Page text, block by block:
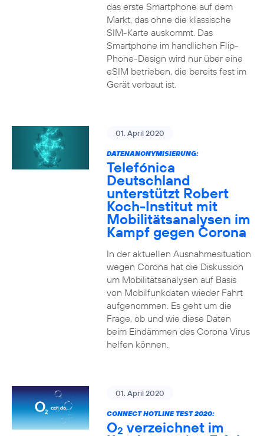
das erste Smartphone auf dem
Markt, das ohne die klassische
SIM-Karte auskommt. Das
Smartphone im handlichen Flip-
Phone-Design wird nur über eine
eSIM betrieben, die bereits fest im
Gerät verbaut ist.
01. April 2020
DATENANONYMISIERUNG:
Telefónica
Deutschland
unterstützt Robert
Koch-Institut mit
Mobilitätsanalysen im
Kampf gegen Corona
In der aktuellen Ausnahmesituation
wegen Corona hat die Diskussion
um Mobilitätsanalysen auf Basis
von Mobilfunkdaten wieder Fahrt
aufgenommen. Es geht um die
Frage, ob und wie diese Daten
beim Eindämmen des Corona Virus
helfen können.
01. April 2020
CONNECT HOTLINE TEST 2020:
O2 verzeichnet im